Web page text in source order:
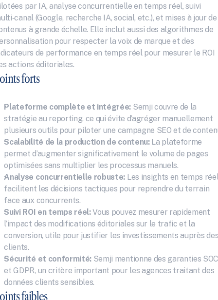
par IA, analyse concurrentielle en temps réel, suivi
(Google, recherche IA, social, etc.), et mises à jour de
à grande échelle. Elle inclut aussi des algorithmes de
pour respecter la voix de marque et des
de performance en temps réel pour mesurer le ROI
actions éditoriales.
forts
Plateforme complète et intégrée: Semji couvre de la
stratégie au reporting, ce qui évite d’agréger manuellement
plusieurs outils pour piloter une campagne SEO et de
Scalabilité de la production de contenu: La plateforme
permet d’augmenter significativement le volume de pages
optimisées sans multiplier les processus manuels.
Analyse concurrentielle robuste: Les insights en temps
facilitent les décisions tactiques pour reprendre du terrain
face aux concurrents.
Suivi ROI en temps réel: Vous pouvez mesurer rapidement
l’impact des modifications éditoriales sur le trafic et la
conversion, utile pour justifier les investissements auprès
clients.
Sécurité et conformité: Semji mentionne des garanties
et GDPR, un critère important pour les agences traitant des
données clients sensibles.
faibles